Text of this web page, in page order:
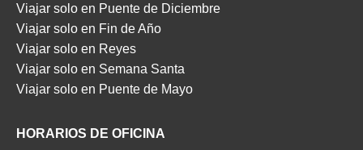
Viajar solo en Puente de Diciembre
Viajar solo en Fin de Año
Viajar solo en Reyes
Viajar solo en Semana Santa
Viajar solo en Puente de Mayo
HORARIOS DE OFICINA